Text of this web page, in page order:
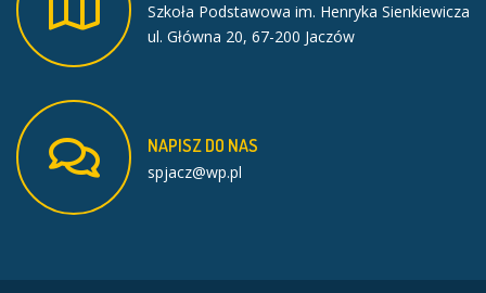
Szkoła Podstawowa im. Henryka Sienkiewicza
ul. Główna 20, 67-200 Jaczów
NAPISZDO NAS
spjacz@wp.pl